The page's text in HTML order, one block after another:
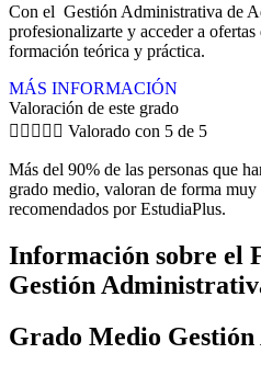
Con el Gestión Administrativa de
profesionalizarte y acceder a
formación teórica y práctica.
MÁS INFORMACIÓN
Valoración de este grado
     Valorado con 5 de 5
Más del 90% de las personas que
grado medio, valoran de forma
recomendados por EstudiaPlus.
Información sobre el
Gestión
Grado Medio